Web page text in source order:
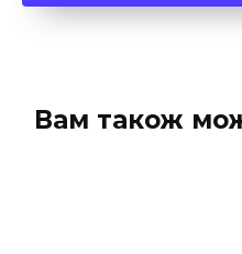
Вам також